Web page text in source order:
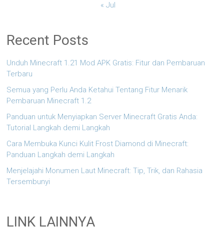
« Jul
Recent Posts
Unduh Minecraft 1.21 Mod APK Gratis: Fitur dan Pembaruan
Terbaru
Semua yang Perlu Anda Ketahui Tentang Fitur Menarik
Pembaruan Minecraft 1.2
Panduan untuk Menyiapkan Server Minecraft Gratis Anda:
Tutorial Langkah demi Langkah
Cara Membuka Kunci Kulit Frost Diamond di Minecraft:
Panduan Langkah demi Langkah
Menjelajahi Monumen Laut Minecraft: Tip, Trik, dan Rahasia
Tersembunyi
LINK LAINNYA